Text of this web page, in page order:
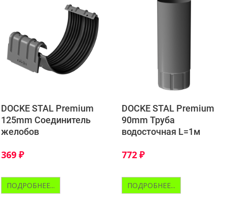
DOCKE STAL Premium
125mm Соединитель
желобов
369 ₽
ПОДРОБНЕЕ...
DOCKE STAL Premium
90mm Труба
водосточная L=1м
772 ₽
ПОДРОБНЕЕ...